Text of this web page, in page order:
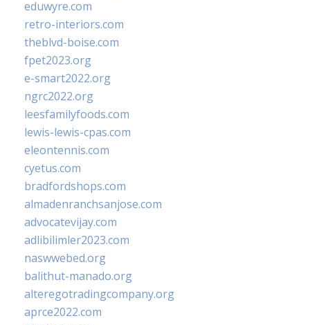
eduwyre.com
retro-interiors.com
theblvd-boise.com
fpet2023.org
e-smart2022.org
ngrc2022.org
leesfamilyfoods.com
lewis-lewis-cpas.com
eleontennis.com
cyetus.com
bradfordshops.com
almadenranchsanjose.com
advocatevijay.com
adlibilimler2023.com
naswwebed.org
balithut-manado.org
alteregotradingcompany.org
aprce2022.com